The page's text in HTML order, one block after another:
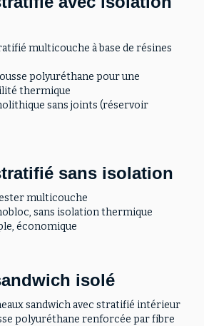
multicouche à base de résines
polyuréthane pour une
thermique
sans joints (réservoir
sans isolation
multicouche
sans isolation thermique
économique
isolé
sandwich avec stratifié intérieur
polyuréthane renforcée par fibre